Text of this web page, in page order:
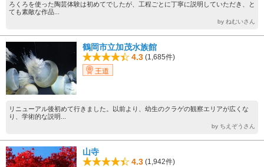
ろくろを使った陶芸体験は初めてでしたが、工程ごとに丁寧に説明していただき、と
ても素敵な作品...
by ねむいさん
鶴岡市立加茂水族館
4.3 (1,685件)
王道
リニューアル後初めて行きました。以前より、幼生のクラゲの観察エリアが広くな
り、学術的な説明...
by ちえぞうさん
山寺
4.3 (1,942件)